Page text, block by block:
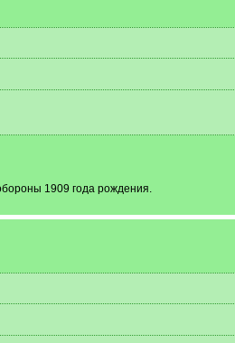
1909 года рождения.